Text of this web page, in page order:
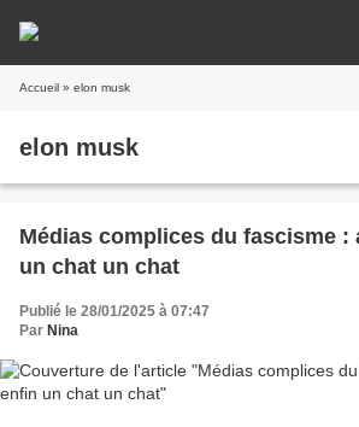
Accueil » elon musk
elon musk
Médias complices du fascisme :
un chat un chat
Publié le 28/01/2025 à 07:47
Par Nina